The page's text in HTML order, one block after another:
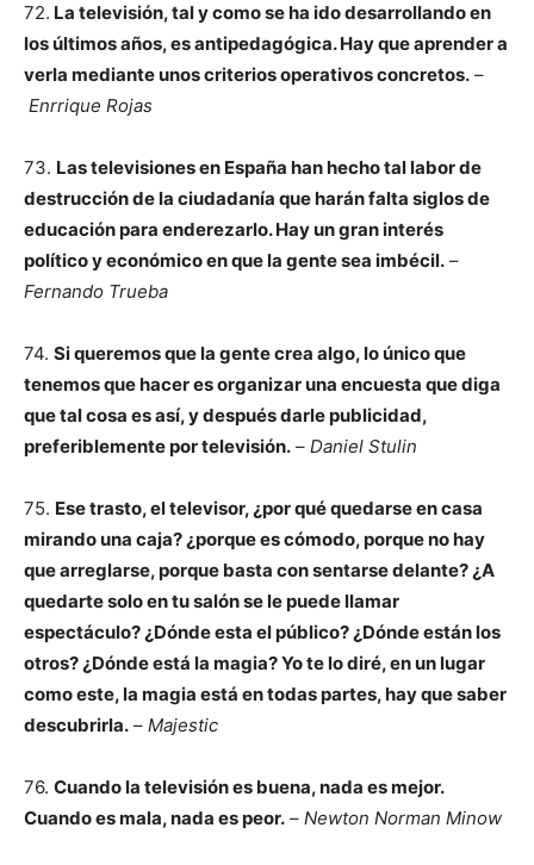
72. La televisión, tal y como se ha ido desarrollando en
los últimos años, es antipedagógica. Hay que aprender a
verla mediante unos criterios operativos concretos. –
Enrrique Rojas
73. Las televisiones en España han hecho tal labor de
destrucción de la ciudadanía que harán falta siglos de
educación para enderezarlo. Hay un gran interés
político y económico en que la gente sea imbécil. –
Fernando Trueba
74. Si queremos que la gente crea algo, lo único que
tenemos que hacer es organizar una encuesta que diga
que tal cosa es así, y después darle publicidad,
preferiblemente por televisión. – Daniel Stulin
75. Ese trasto, el televisor, ¿por qué quedarse en casa
mirando una caja? ¿porque es cómodo, porque no hay
que arreglarse, porque basta con sentarse delante? ¿A
quedarte solo en tu salón se le puede llamar
espectáculo? ¿Dónde esta el público? ¿Dónde están los
otros? ¿Dónde está la magia? Yo te lo diré, en un lugar
como este, la magia está en todas partes, hay que saber
descubrirla. – Majestic
76. Cuando la televisión es buena, nada es mejor.
Cuando es mala, nada es peor. – Newton Norman Minow